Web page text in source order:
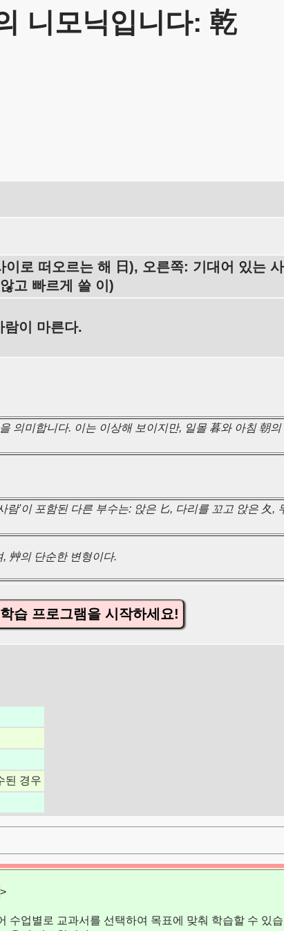
니모닉입니다: 乾
이로 떠오르는 해 日), 오른쪽: 기대어 있는
고 빠르게 쓸 이)
람이 마른다.
의미합니다. 이는 이상해 보이지만, 일몰 暮와 아침 朝
람'이 포함된 다른 부수는: 앉은 匕, 다리를 꼬고 앉은 夂,
艸의 단순한 변형이다.
습 프로그램을 시작하세요!
된 경우
>
수업별로 교과서를 선택하여 목표에 맞춰 학습할 수 있